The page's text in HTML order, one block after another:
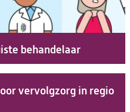
behandelaar
vervolgzorg in regio